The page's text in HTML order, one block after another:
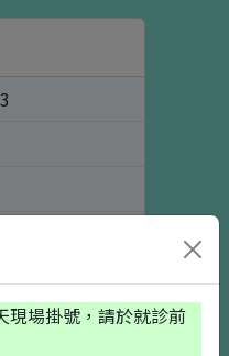
場掛號，請於就診前